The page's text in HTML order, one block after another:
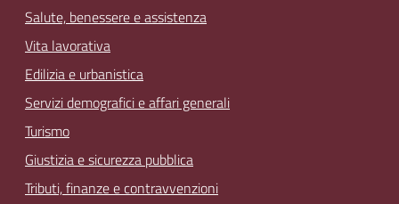
Salute, benessere e assistenza
Vita lavorativa
Edilizia e urbanistica
Servizi demografici e affari generali
Turismo
Giustizia e sicurezza pubblica
Tributi, finanze e contravvenzioni